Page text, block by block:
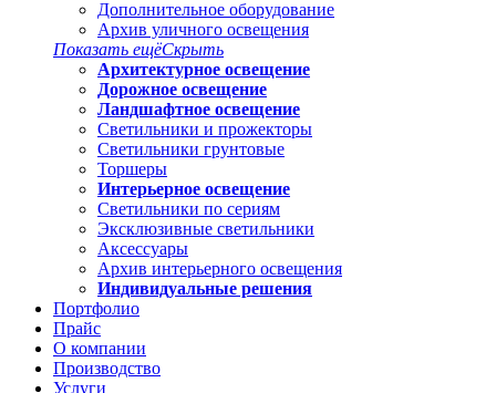
Дополнительное оборудование
Архив уличного освещения
Показать ещёСкрыть
Архитектурное освещение
Дорожное освещение
Ландшафтное освещение
Светильники и прожекторы
Светильники грунтовые
Торшеры
Интерьерное освещение
Светильники по сериям
Эксклюзивные светильники
Аксессуары
Архив интерьерного освещения
Индивидуальные решения
Портфолио
Прайс
О компании
Производство
Услуги